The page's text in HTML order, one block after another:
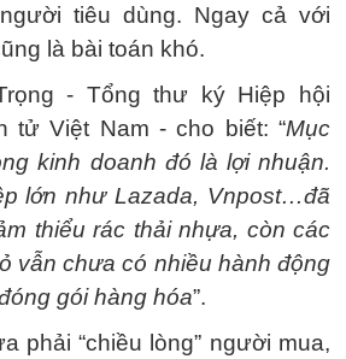
tiêu dùng. Ngay cả với
là bài toán khó.
- Tổng thư ký Hiệp hội
tử Việt Nam - cho biết: “Mục
kinh doanh đó là lợi nhuận.
lớn như Lazada, Vnpost…đã
thiểu rác thải nhựa, còn các
vẫn chưa có nhiều hành động
gói hàng hóa”.
phải “chiều lòng” người mua,